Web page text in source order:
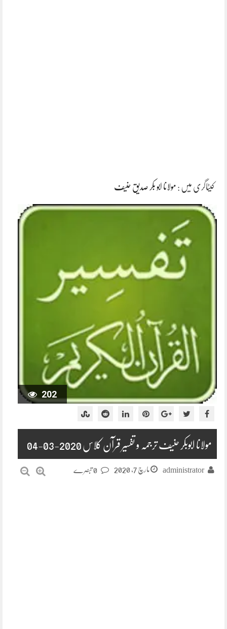
کیٹاگری میں : مولانا ابو بکر صدیق حنیف
202
مولانا ابوبکر حنیف ترجمہ و تفسیر قرآن کلاس 2020-03-04
administrator مارچ 7, 2020